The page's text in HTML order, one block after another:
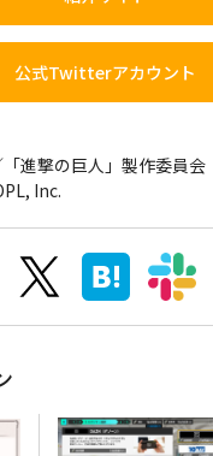
公式Twitterアカウント
進撃の巨人」製作委員会
Inc.